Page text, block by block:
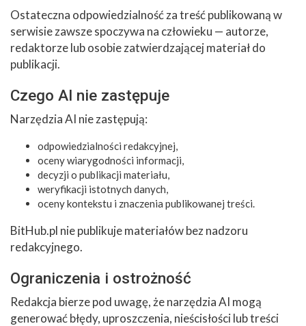
Ostateczna odpowiedzialność za treść publikowaną w
serwisie zawsze spoczywa na człowieku — autorze,
redaktorze lub osobie zatwierdzającej materiał do
publikacji.
Czego AI nie zastępuje
Narzędzia AI nie zastępują:
odpowiedzialności redakcyjnej,
oceny wiarygodności informacji,
decyzji o publikacji materiału,
weryfikacji istotnych danych,
oceny kontekstu i znaczenia publikowanej treści.
BitHub.pl nie publikuje materiałów bez nadzoru
redakcyjnego.
Ograniczenia i ostrożność
Redakcja bierze pod uwagę, że narzędzia AI mogą
generować błędy, uproszczenia, nieścisłości lub treści